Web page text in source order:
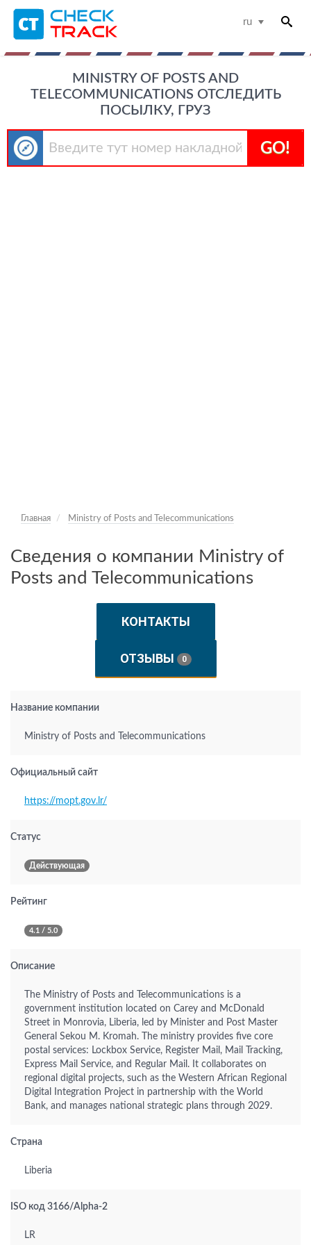
ru
MINISTRY OF POSTS AND
TELECOMMUNICATIONS ОТСЛЕДИТЬ
ПОСЫЛКУ, ГРУЗ
GO!
Главная Ministry of Posts and Telecommunications
Сведения о компании Ministry of
Posts and Telecommunications
КОНТАКТЫ
ОТЗЫВЫ 0
Название компании
Ministry of Posts and Telecommunications
Официальный сайт
https://mopt.gov.lr/
Статус
Действующая
Рейтинг
4.1 / 5.0
Описание
The Ministry of Posts and Telecommunications is a
government institution located on Carey and McDonald
Street in Monrovia, Liberia, led by Minister and Post Master
General Sekou M. Kromah. The ministry provides five core
postal services: Lockbox Service, Register Mail, Mail Tracking,
Express Mail Service, and Regular Mail. It collaborates on
regional digital projects, such as the Western African Regional
Digital Integration Project in partnership with the World
Bank, and manages national strategic plans through 2029.
Страна
Liberia
ISO код 3166/Alpha-2
LR